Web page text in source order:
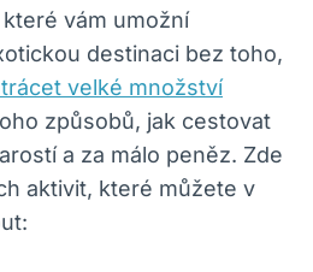
vám umožní
destinaci bez toho,
velké množství
způsobů, jak cestovat
a za málo peněz. Zde
aktivit, které můžete v